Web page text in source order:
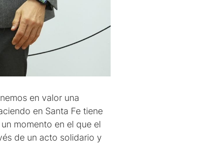
en valor una
en Santa Fe tiene
momento en el que el
de un acto solidario y